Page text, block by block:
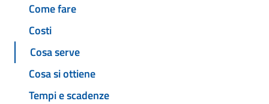
Come fare
Costi
Cosa serve
Cosa si ottiene
Tempi e scadenze